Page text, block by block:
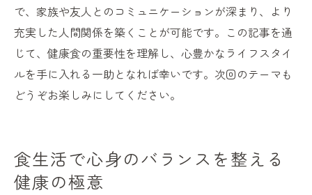
で、家族や友人とのコミュニケーションが深まり、より
充実した人間関係を築くことが可能です。この記事を通
じて、健康食の重要性を理解し、心豊かなライフスタイ
ルを手に入れる一助となれば幸いです。次回のテーマも
どうぞお楽しみにしてください。
食生活で心身のバランスを整える
健康の極意